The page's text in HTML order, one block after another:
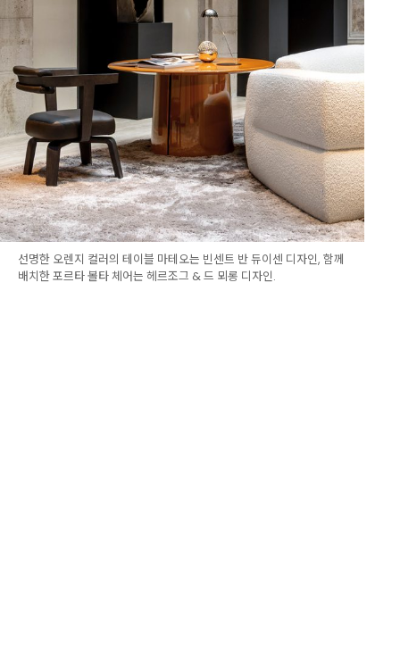
선명한 오렌지 컬러의 테이블 마테오는 빈센트 반 듀이센 디자인, 함께
배치한 포르타 볼타 체어는 헤르조그 & 드 뫼롱 디자인.